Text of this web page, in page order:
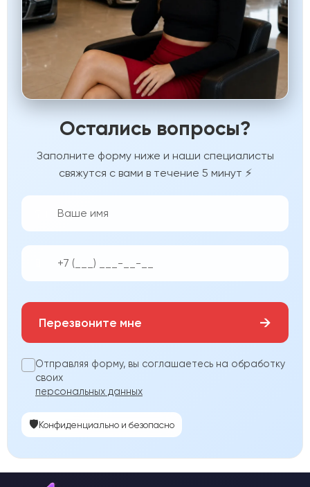
Остались вопросы?
Заполните форму ниже и наши специалисты
свяжутся с вами в течение 5 минут ⚡
Перезвоните мне →
Отправляя форму, вы соглашаетесь на обработку
своих
персональных данных
🛡️Конфиденциально и безопасно